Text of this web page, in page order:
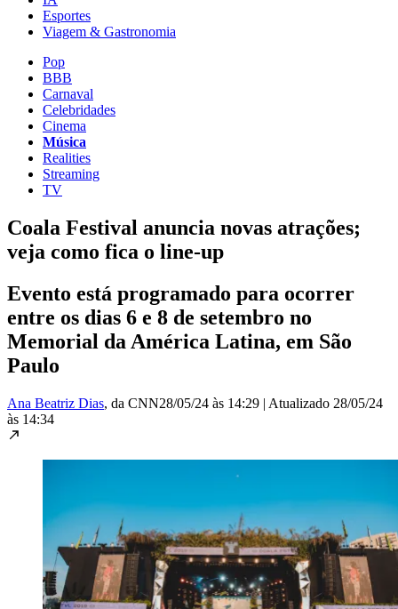
Esportes
Viagem & Gastronomia
Pop
BBB
Carnaval
Celebridades
Cinema
Música
Realities
Streaming
TV
Coala Festival anuncia novas atrações;
veja como fica o line-up
Evento está programado para ocorrer
entre os dias 6 e 8 de setembro no
Memorial da América Latina, em São
Paulo
Ana Beatriz Dias, da CNN28/05/24 às 14:29 | Atualizado 28/05/24
às 14:34